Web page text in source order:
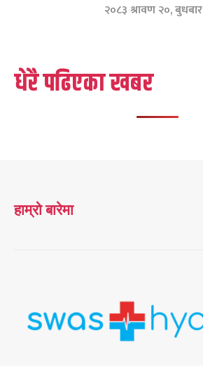
२०८३ श्रावण २०, बुधबार
धेरै पढिएका खबर
हाम्रो बारेमा